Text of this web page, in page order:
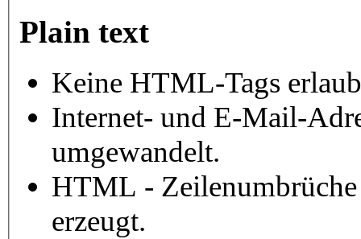
Plain text
Keine HTML-Tags
Internet- und E-Mail-
umgewandelt.
HTML - Zeilenumbrüche
erzeugt.